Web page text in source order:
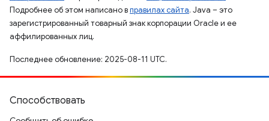
Подробнее об этом написано вправилах сайта. Java – это
зарегистрированный товарный знак корпорации Oracle и ее
аффилированных лиц.
Последнее обновление: 2025-08-11 UTC.
Способствовать